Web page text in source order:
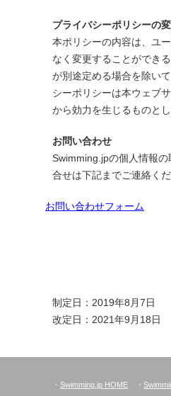
プライバシーポリシーの
本ポリシーの内容は、ユ
なく変更することができ
が別途定める場合を除い
シーポリシーは本ウェブ
から効力を生じるものとし
お問い合わせ
Swimming.jpの個人情報
合せは下記までご連絡くだ
お問い合わせフォーム
制定日：2019年8月7日
改定日：2021年9月18日
・ Swimming.jp HOME ・